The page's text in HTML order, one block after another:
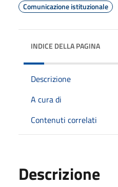
Comunicazione istituzionale
INDICE DELLA PAGINA
Descrizione
A cura di
Contenuti correlati
Descrizione